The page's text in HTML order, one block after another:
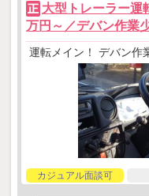
正 大型トレーラー運
万円～／デバン作業
運転メイン！ デバン作
カジュアル面談可